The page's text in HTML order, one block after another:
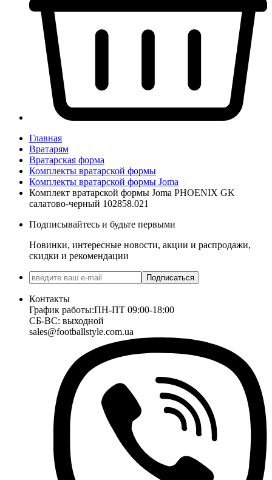
Главная
Вратарям
Вратарская форма
Комплекты вратарской формы
Комплекты вратарской формы Joma
Комплект вратарской формы Joma PHOENIX GK
салатово-черный 102858.021
Подписывайтесь и будьте первыми
Новинки, интересные новости, акции и распродажи,
скидки и рекомендации
Подписаться
Контакты
График работы:ПН-ПТ 09:00-18:00
СБ-ВС: выходной
sales@footballstyle.com.ua